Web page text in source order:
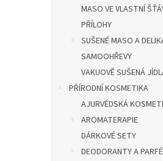
MASO VE VLASTNÍ
PŘÍLOHY
SUŠENÉ MASO A
SAMOOHŘEVY
VAKUOVĚ SUŠENÁ
PŘÍRODNÍ KOSMETIKA
AJURVÉDSKÁ
AROMATERAPIE
DÁRKOVÉ SETY
DEODORANTY A